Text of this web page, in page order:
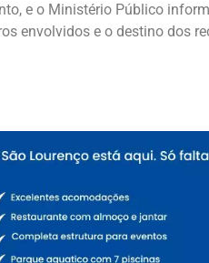
e o Ministério Público
envolvidos e o destino dos